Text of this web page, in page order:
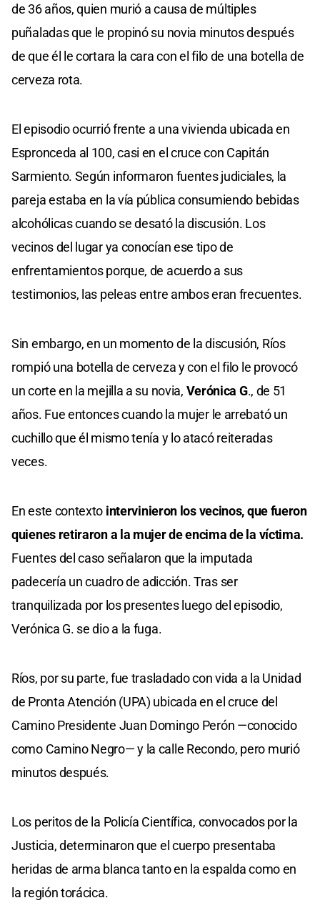
de 36 años, quien murió a causa de múltiples
puñaladas que le propinó su novia minutos después
de que él le cortara la cara con el filo de una botella de
cerveza rota.
El episodio ocurrió frente a una vivienda ubicada en
Espronceda al 100, casi en el cruce con Capitán
Sarmiento. Según informaron fuentes judiciales, la
pareja estaba en la vía pública consumiendo bebidas
alcohólicas cuando se desató la discusión. Los
vecinos del lugar ya conocían ese tipo de
enfrentamientos porque, de acuerdo a sus
testimonios, las peleas entre ambos eran frecuentes.
Sin embargo, en un momento de la discusión, Ríos
rompió una botella de cerveza y con el filo le provocó
un corte en la mejilla a su novia, Verónica G., de 51
años. Fue entonces cuando la mujer le arrebató un
cuchillo que él mismo tenía y lo atacó reiteradas
veces.
En este contexto intervinieron los vecinos, que fueron
quienes retiraron a la mujer de encima de la víctima.
Fuentes del caso señalaron que la imputada
padecería un cuadro de adicción. Tras ser
tranquilizada por los presentes luego del episodio,
Verónica G. se dio a la fuga.
Ríos, por su parte, fue trasladado con vida a la Unidad
de Pronta Atención (UPA) ubicada en el cruce del
Camino Presidente Juan Domingo Perón —conocido
como Camino Negro— y la calle Recondo, pero murió
minutos después.
Los peritos de la Policía Científica, convocados por la
Justicia, determinaron que el cuerpo presentaba
heridas de arma blanca tanto en la espalda como en
la región torácica.